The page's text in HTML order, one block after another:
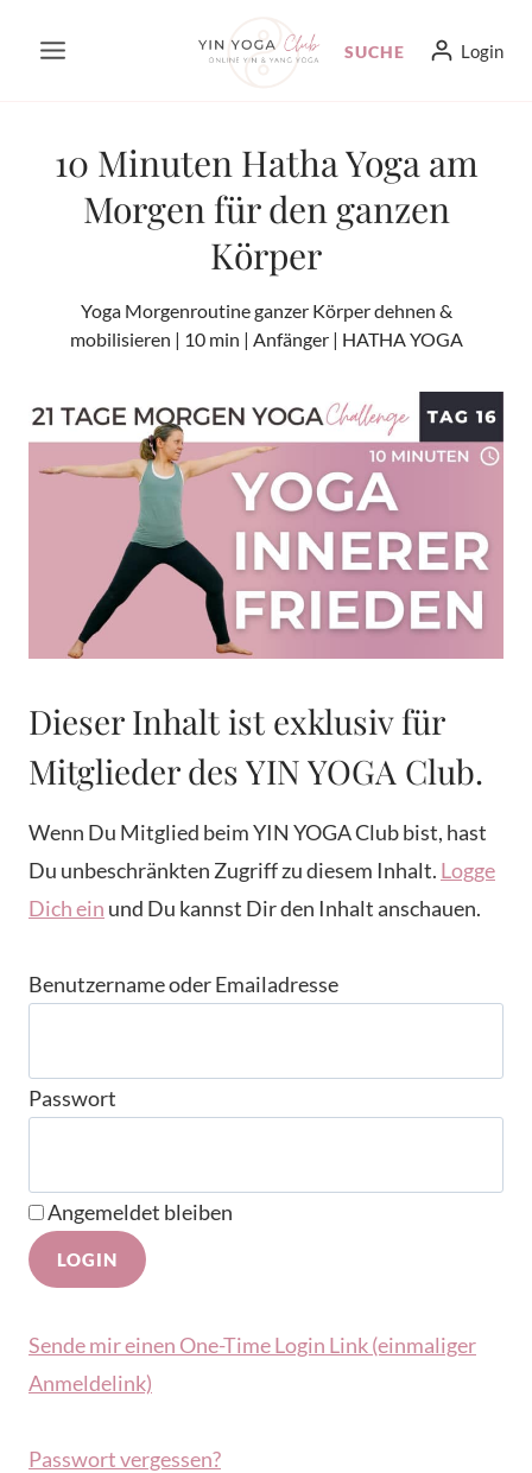
Inhalt
SUCHE Login
10 Minuten Hatha Yoga am
Morgen für den ganzen
Körper
Yoga Morgenroutine ganzer Körper dehnen &
mobilisieren | 10 min | Anfänger | HATHA YOGA
Dieser Inhalt ist exklusiv für
Mitglieder des YIN YOGA Club.
Wenn Du Mitglied beim YIN YOGA Club bist, hast
Du unbeschränkten Zugriff zu diesem Inhalt. Logge
Dich ein und Du kannst Dir den Inhalt anschauen.
Benutzername oder Emailadresse
Passwort
Angemeldet bleiben
Sende mir einen One-Time Login Link (einmaliger
Anmeldelink)
Passwort vergessen?